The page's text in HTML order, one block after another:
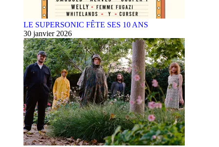
LE SUPERSONIC FÊTE SES 10 ANS
30 janvier 2026